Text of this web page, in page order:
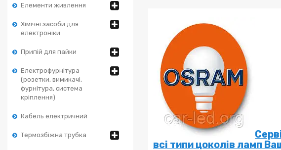
Елементи живлення
Хімічні засоби для
електроніки
Припій для пайки
Електрофурнітура
(розетки, вимикачі,
фурнітура, система
кріплення)
Кабель електричний
Термозбіжна трубка
всі типи цоколів ламп